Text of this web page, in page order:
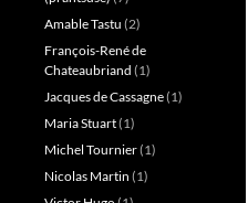
Amable Tastu (2)
François-René de
Chateaubriand (1)
Jacques de Cassagne(1)
Maria Stuart(1)
Michel Tournier(1)
Nicolas Martin (1)